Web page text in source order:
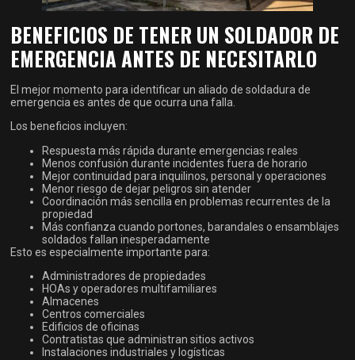
BENEFICIOS DE TENER UN SOLDADOR DE
EMERGENCIA ANTES DE NECESITARLO
El mejor momento para identificar un aliado de soldadura de
emergencia es antes de que ocurra una falla.
Los beneficios incluyen:
Respuesta más rápida durante emergencias reales
Menos confusión durante incidentes fuera de horario
Mejor continuidad para inquilinos, personal y operaciones
Menor riesgo de dejar peligros sin atender
Coordinación más sencilla en problemas recurrentes de la
propiedad
Más confianza cuando portones, barandales o ensamblajes
soldados fallan inesperadamente
Esto es especialmente importante para:
Administradores de propiedades
HOAs y operadores multifamiliares
Almacenes
Centros comerciales
Edificios de oficinas
Contratistas que administran sitios activos
Instalaciones industriales y logísticas